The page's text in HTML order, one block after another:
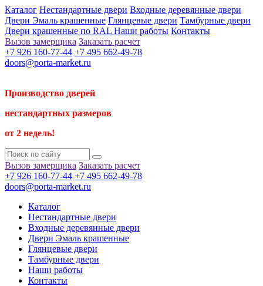
Каталог Нестандартные двери Входные деревянные двери
Двери Эмаль крашенные Глянцевые двери Тамбурные двери
Двери крашенные по RAL Наши работы Контакты
Вызов замерщика Заказать расчет
+7 926 160-77-44 +7 495 662-49-78
doors@porta-market.ru
Производство дверей
нестандартных размеров
от 2 недель!
Вызов замерщика Заказать расчет
+7 926 160-77-44 +7 495 662-49-78
doors@porta-market.ru
Каталог
Нестандартные двери
Входные деревянные двери
Двери Эмаль крашенные
Глянцевые двери
Тамбурные двери
Наши работы
Контакты